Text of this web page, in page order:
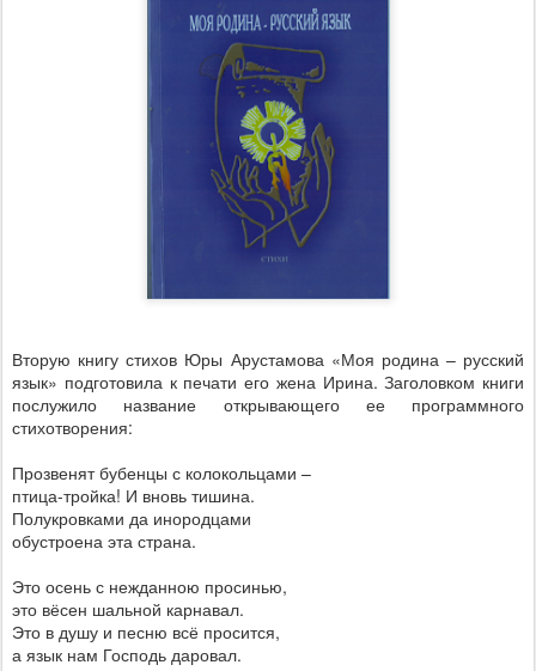
Вторую книгу стихов Юры Арустамова «Моя родина – русский
язык» подготовила к печати его жена Ирина. Заголовком книги
послужило название открывающего ее программного
стихотворения:
Прозвенят бубенцы с колокольцами –
птица-тройка! И вновь тишина.
Полукровками да инородцами
обустроена эта страна.
Это осень с нежданною просинью,
это вёсен шальной карнавал.
Это в душу и песню всё просится,
а язык нам Господь даровал.